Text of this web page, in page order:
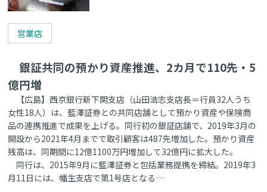
営業店
銀証共同の預かり資産推進、2カ月で110先・5
億円増
【広島】西京銀行新下関支店（山田浩志支店長＝行員32人うち
女性18人）は、藍澤証券との共同店舗として預かり資産や保険商
品の連携推進で成果を上げる。同行初の銀証店舗で、2019年3月の
開設から2021年4月までで取引顧客は487先増加した。預かり資産
残高は、同期間に12億1100万円増加して32億円に拡大した。
同行は、2015年9月に藍澤証券と包括業務提携を締結。2019年3
月11日には、幡生支店で第1号店となる…